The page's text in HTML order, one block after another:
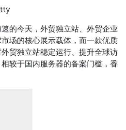
的今天，外贸独立站、外贸企业
场的核心展示载体，而一款优质
贸独立站稳定运行、提升全球访
较于国内服务器的备案门槛，香